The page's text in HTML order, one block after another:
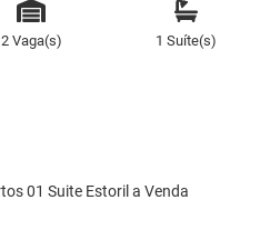
2 Vaga(s) 1 Suíte(s)
01 Suite Estoril a Venda